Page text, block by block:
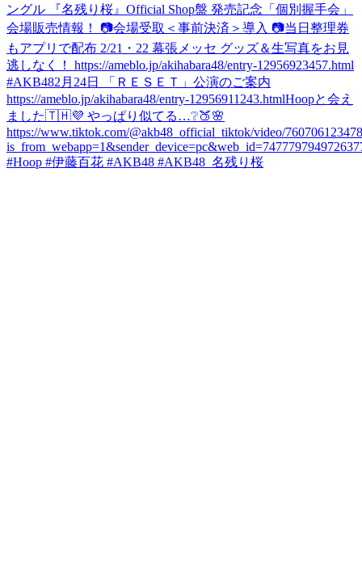
ングル 『名残り桜』Official Shop盤 発売記念「個別握手会」
会場販売情報！ 📷会場受取＜事前決済＞導入 📷当日整理券
もアプリで配布 2/21・22 幕張メッセ グッズ＆生写真をお見
逃しなく！ https://ameblo.jp/akihabara48/entry-12956923457.html
#AKB482月24日 「ＲＥＳＥＴ」公演のご案内
https://ameblo.jp/akihabara48/entry-12956911243.htmlHoopと会え
ました🇹🇭💜 やっぱり似てる…❔🍑🌸
https://www.tiktok.com/@akb48_official_tiktok/video/
#Hoop #伊藤百花 #AKB48 #AKB48_名残り桜